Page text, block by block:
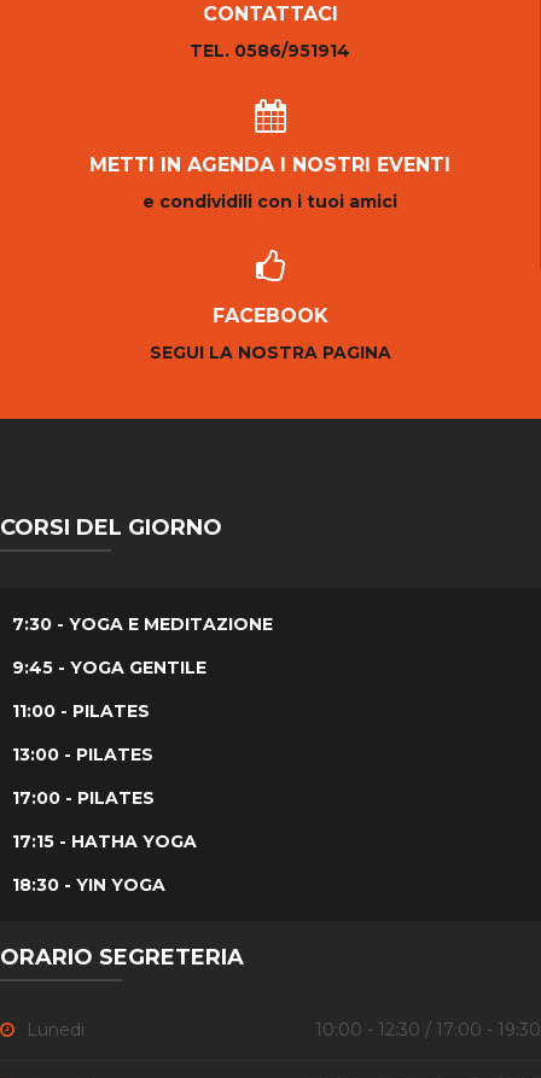
CONTATTACI
TEL. 0586/951914
METTI IN AGENDA I NOSTRI EVENTI
e condividili con i tuoi amici
FACEBOOK
SEGUI LA NOSTRA PAGINA
CORSI DEL GIORNO
7:30 - YOGA E MEDITAZIONE
9:45 - YOGA GENTILE
11:00 - PILATES
13:00 - PILATES
17:00 - PILATES
17:15 - HATHA YOGA
18:30 - YIN YOGA
ORARIO SEGRETERIA
Lunedi 10:00 - 12:30 / 17:00 - 19:30